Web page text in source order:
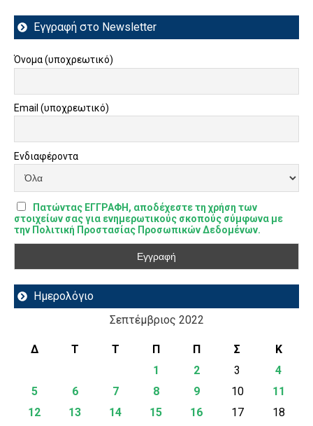
Εγγραφή στο Newsletter
Όνομα (υποχρεωτικό)
Email (υποχρεωτικό)
Ενδιαφέροντα
Πατώντας ΕΓΓΡΑΦΗ, αποδέχεστε τη χρήση των
στοιχείων σας για ενημερωτικούς σκοπούς σύμφωνα με
την Πολιτική Προστασίας Προσωπικών Δεδομένων.
Ημερολόγιο
Σεπτέμβριος 2022
Δ Τ Τ Π Π Σ
Κ
1
2 3
4
5
6 7 8 9 10
11
12
13 14 15 16 17
18